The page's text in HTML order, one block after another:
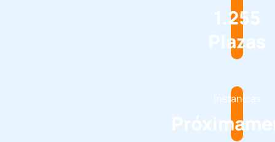
1.255
Plazas
Instancias